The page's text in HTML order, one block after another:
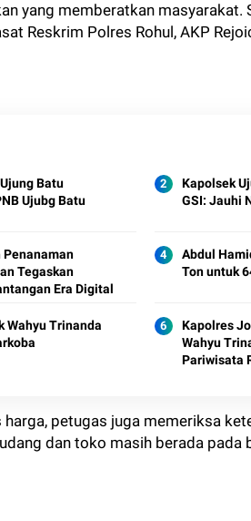
yang memberatkan masyarakat.
Reskrim Polres Rohul, AKP
Batu
Ujubg Batu
Kapolsek
GSI: Jauhi
Penanaman
Tegaskan
Era Digital
Abdul
Ton untuk
Wahyu Trinanda
Kapolres
Wahyu
Pariwisata
petugas juga memeriksa
dan toko masih berada pada